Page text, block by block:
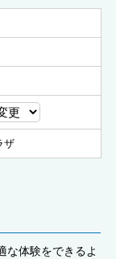
ザ
な体験をできるよ